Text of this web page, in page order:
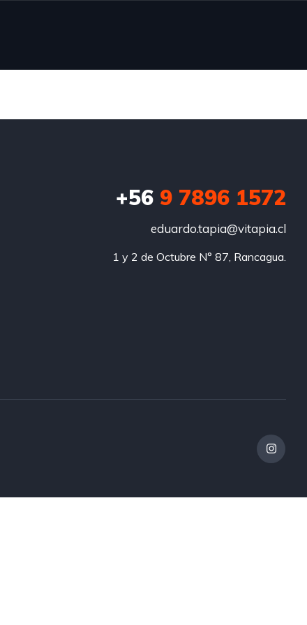
+569 7896 1572
eduardo.tapia@vitapia.cl
1 y 2 de Octubre N° 87, Rancagua.